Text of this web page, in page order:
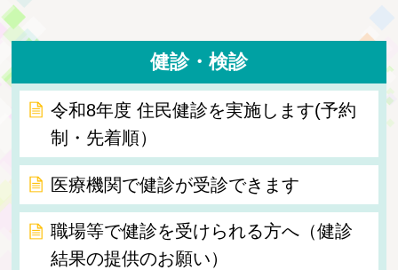
健診・検診
令和8年度 住民健診を実施します(予約
制・先着順）
医療機関で健診が受診できます
職場等で健診を受けられる方へ（健診
結果の提供のお願い）